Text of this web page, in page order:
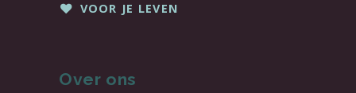
VOOR JE LEVEN
Over ons